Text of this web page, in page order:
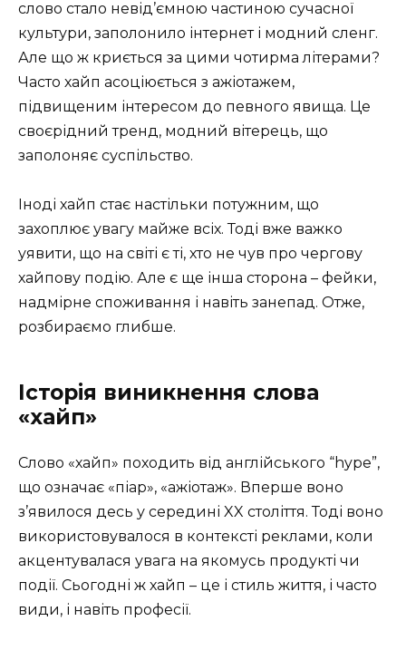
слово стало невід’ємною частиною сучасної
культури, заполонило інтернет і модний сленг.
Але що ж криється за цими чотирма літерами?
Часто хайп асоціюється з ажіотажем,
підвищеним інтересом до певного явища. Це
своєрідний тренд, модний вітерець, що
заполоняє суспільство.
Іноді хайп стає настільки потужним, що
захоплює увагу майже всіх. Тоді вже важко
уявити, що на світі є ті, хто не чув про чергову
хайпову подію. Але є ще інша сторона – фейки,
надмірне споживання і навіть занепад. Отже,
розбираємо глибше.
Історія виникнення слова
«хайп»
Слово «хайп» походить від англійського “hype”,
що означає «піар», «ажіотаж». Вперше воно
з’явилося десь у середині XX століття. Тоді воно
використовувалося в контексті реклами, коли
акцентувалася увага на якомусь продукті чи
події. Сьогодні ж хайп – це і стиль життя, і часто
види, і навіть професії.